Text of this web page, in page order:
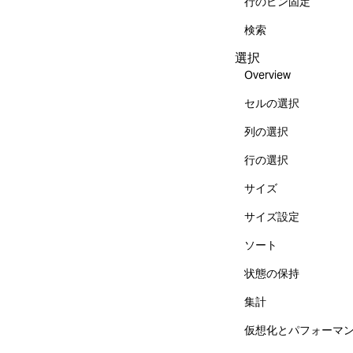
検索
選択
Overview
セルの選択
列の選択
行の選択
サイズ
サイズ設定
ソート
状態の保持
集計
仮想化とパフォーマ